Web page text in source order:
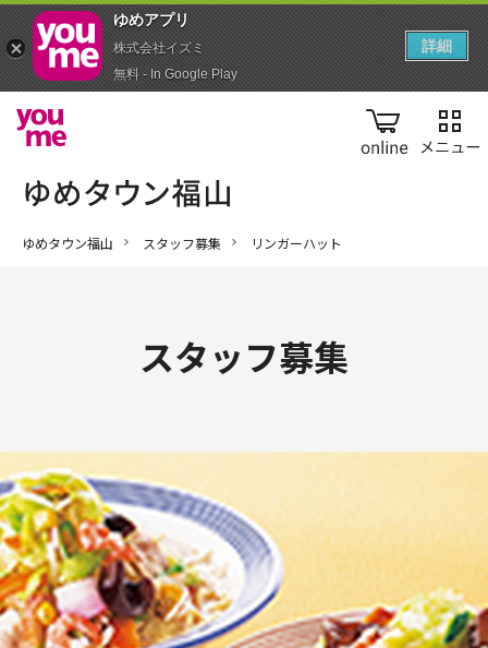
online
ゆめタウン福山 スタッフ募集 リンガーハット
スタッフ募集
ゆめアプ‪リ‬
株式会社イズミ
無料 - In Google Play
詳細